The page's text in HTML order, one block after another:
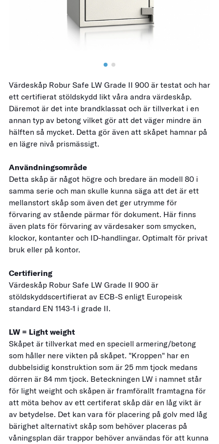
Värdeskåp Robur Safe LW Grade II 900 är testat och har
ett certifierat stöldskydd likt våra andra värdeskåp.
Däremot är det inte brandklassat och är tillverkat i en
annan typ av betong vilket gör att det väger mindre än
hälften så mycket. Detta gör även att skåpet hamnar på
en lägre nivå prismässigt.
Användningsområde
Detta skåp är något högre och bredare än modell 80 i
samma serie och man skulle kunna säga att det är ett
mellanstort skåp som även det ger utrymme för
förvaring av stående pärmar för dokument. Här finns
även plats för förvaring av värdesaker som smycken,
klockor, kontanter och ID-handlingar. Optimalt för privat
bruk eller på kontor.
Certifiering
Värdeskåp Robur Safe LW Grade II 900 är
stöldskyddscertifierat av ECB-S enligt Europeisk
standard EN 1143-1 i grade II.
LW = Light weight
Skåpet är tillverkat med en speciell armering/betong
som håller nere vikten på skåpet. "Kroppen" har en
dubbelsidig konstruktion som är 25 mm tjock medans
dörren är 84 mm tjock. Beteckningen LW i namnet står
för light weight och skåpen är framförallt framtagna för
att möta behov av ett certiferat skåp där en låg vikt är
av betydelse. Det kan vara för placering på golv med låg
bärighet alternativt skåp som behöver placeras på
våningsplan där trappor behöver användas för att kunna